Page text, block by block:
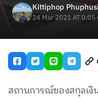
Kittiphop
24 Mar 2021 AT 0:05
สถานการณ์ของสกุลเ